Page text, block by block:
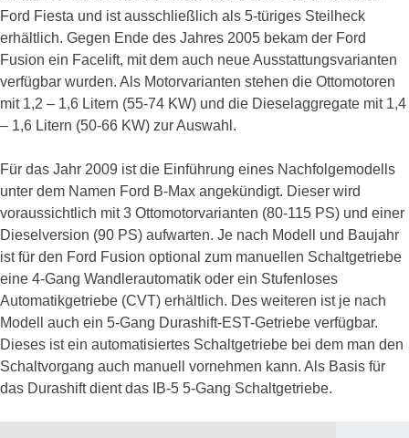
Ford Fiesta und ist ausschließlich als 5-türiges Steilheck
erhältlich. Gegen Ende des Jahres 2005 bekam der Ford
Fusion ein Facelift, mit dem auch neue Ausstattungsvarianten
verfügbar wurden. Als Motorvarianten stehen die Ottomotoren
mit 1,2 – 1,6 Litern (55-74 KW) und die Dieselaggregate mit 1,4
– 1,6 Litern (50-66 KW) zur Auswahl.
Für das Jahr 2009 ist die Einführung eines Nachfolgemodells
unter dem Namen Ford B-Max angekündigt. Dieser wird
voraussichtlich mit 3 Ottomotorvarianten (80-115 PS) und einer
Dieselversion (90 PS) aufwarten. Je nach Modell und Baujahr
ist für den Ford Fusion optional zum manuellen Schaltgetriebe
eine 4-Gang Wandlerautomatik oder ein Stufenloses
Automatikgetriebe (CVT) erhältlich. Des weiteren ist je nach
Modell auch ein 5-Gang Durashift-EST-Getriebe verfügbar.
Dieses ist ein automatisiertes Schaltgetriebe bei dem man den
Schaltvorgang auch manuell vornehmen kann. Als Basis für
das Durashift dient das IB-5 5-Gang Schaltgetriebe.